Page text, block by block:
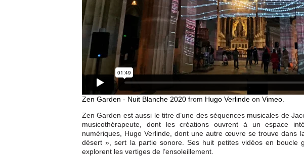
Zen Garden - Nuit Blanche 2020 from Hugo Verlinde on Vimeo
Zen Garden est aussi le titre d’une des séquences musicales de
musicothérapeute, dont les créations ouvrent à un espace
numériques, Hugo Verlinde, dont une autre œuvre se trouve dans
désert », sert la partie sonore. Ses huit petites vidéos en boucle
explorent les vertiges de l’ensoleillement.